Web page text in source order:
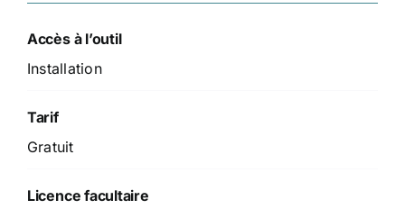
Accès à l’outil
Installation
Tarif
Gratuit
Licence facultaire